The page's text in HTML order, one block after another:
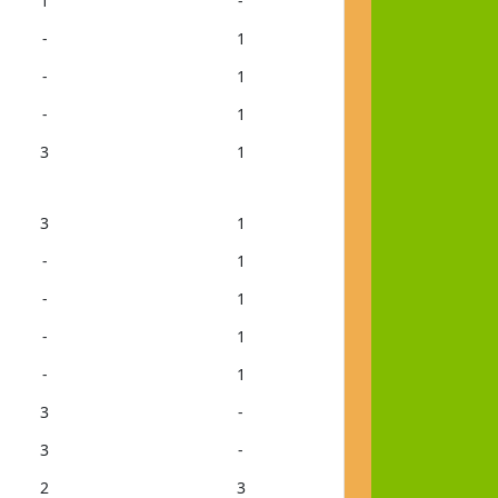
- 1
- 1
- 1
3 1
3 1
- 1
- 1
- 1
- 1
3 -
3 -
2 3